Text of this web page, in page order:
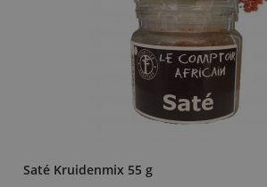
Saté Kruidenmix 55 g